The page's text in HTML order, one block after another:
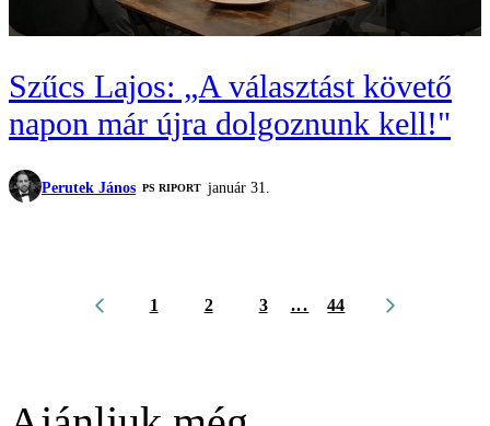
Szűcs Lajos: „A választást követő
napon már újra dolgoznunk kell!"
Perutek János ‎PS RIPORT január 31.
1 2 3 ... 44